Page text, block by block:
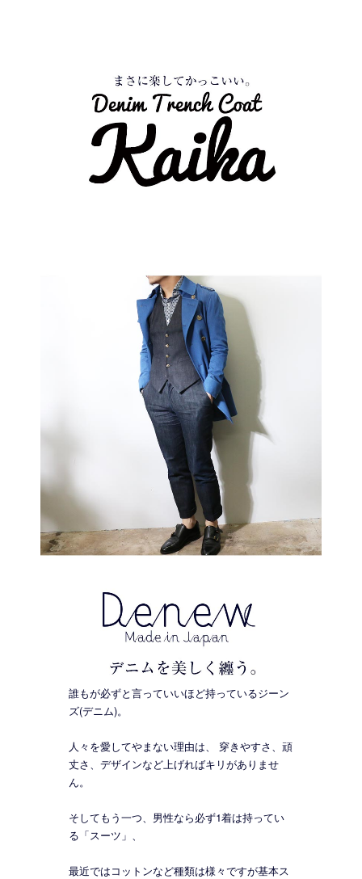
誰もが必ずと言っていいほど持っているジーン
ズ(デニム)。
人々を愛してやまない理由は、 穿きやすさ、頑
丈さ、デザインなど上げればキリがありませ
ん。
そしてもう一つ、男性なら必ず1着は持ってい
る「スーツ」、
最近ではコットンなど種類は様々ですが基本ス